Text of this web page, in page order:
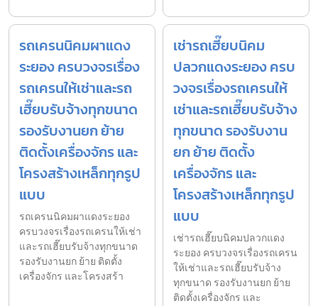
รถเครนนิคมผาแดง
ระยอง ครบวงจรเรื่อง
รถเครนให้เช่าและรถ
เฮี๊ยบรับจ้างทุกขนาด
รองรับงานยก ย้าย
ติดตั้งเครื่องจักร และ
โครงสร้างเหล็กทุกรูป
แบบ
รถเครนนิคมผาแดงระยอง
ครบวงจรเรื่องรถเครนให้เช่า
และรถเฮี๊ยบรับจ้างทุกขนาด
รองรับงานยก ย้าย ติดตั้ง
เครื่องจักร และโครงสร้า
เช่ารถเฮี๊ยบนิคม
ปลวกแดงระยอง ครบ
วงจรเรื่องรถเครนให้
เช่าและรถเฮี๊ยบรับจ้าง
ทุกขนาด รองรับงาน
ยก ย้าย ติดตั้ง
เครื่องจักร และ
โครงสร้างเหล็กทุกรูป
แบบ
เช่ารถเฮี๊ยบนิคมปลวกแดง
ระยอง ครบวงจรเรื่องรถเครน
ให้เช่าและรถเฮี๊ยบรับจ้าง
ทุกขนาด รองรับงานยก ย้าย
ติดตั้งเครื่องจักร และ